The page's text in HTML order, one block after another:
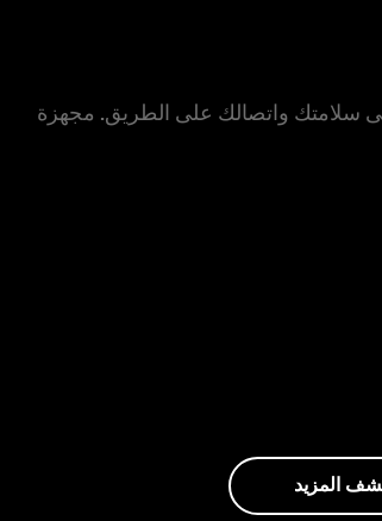
سلامتك واتصالك على الطريق. مجهزة
المزيد